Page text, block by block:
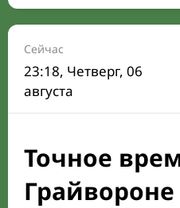
Время намаза на
Расписание на месяц
Время Сухура и
Календарь рамадана
Направление киблы
Сейчас
23:18, Четверг, 06
августа
Точное
Грайвороне